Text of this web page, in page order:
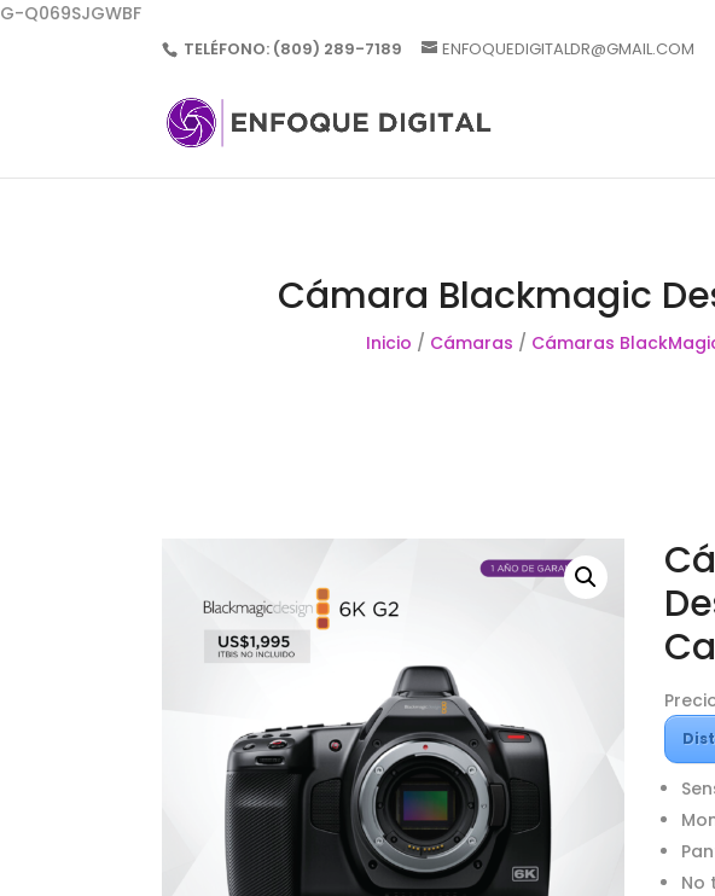
G-Q069SJGWBF
TELÉFONO: (809) 289-7189 ENFOQUEDIGITALDR@GMAIL.COM
Cámara Blackmagic
Inicio / Cámaras / Cámaras
No